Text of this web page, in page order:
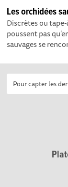
Les orchidées
Discrètes ou
poussent pas
sauvages se